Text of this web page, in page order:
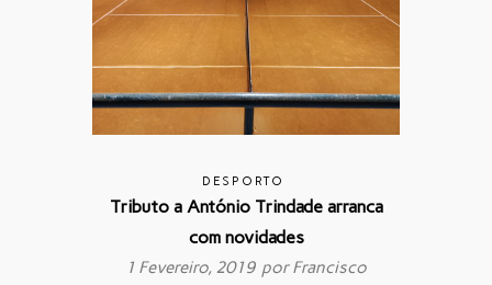
DESPORTO
Tributo a António Trindade arranca
com novidades
1 Fevereiro, 2019 porFrancisco